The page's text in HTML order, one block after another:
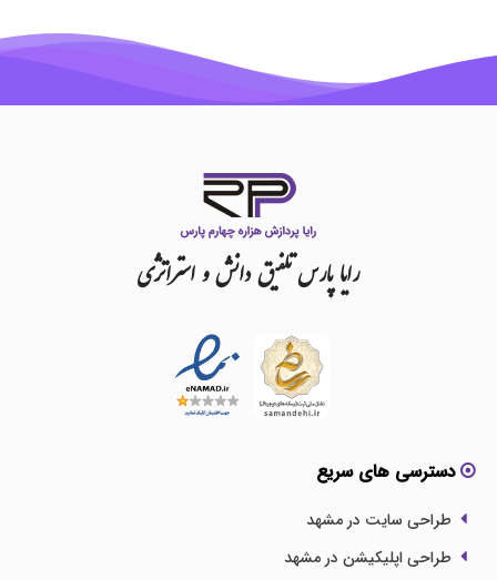
رایاپارستلفیقدانشواستراتژی
دسترسی های سریع
طراحی سایت در مشهد
طراحی اپلیکیشن در مشهد